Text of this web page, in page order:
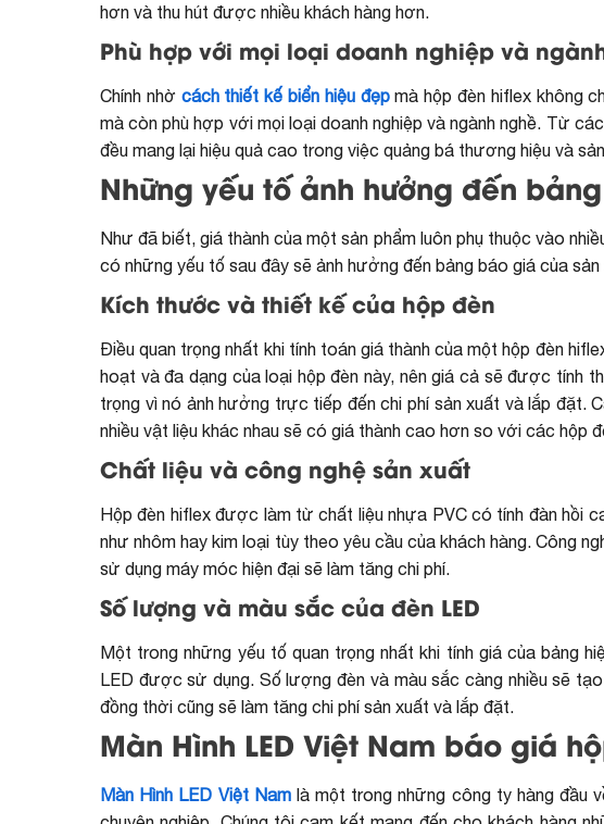
hơn và thu hút được nhiều khách hàng hơn.
Phù hợp với mọi loại doanh nghiệp và
Chính nhờ cách thiết kế biển hiệu đẹp mà hộp đèn hiflex không
mà còn phù hợp với mọi loại doanh nghiệp và ngành nghề. Từ
đều mang lại hiệu quả cao trong việc quảng bá thương hiệu và
Những yếu tố ảnh hưởng đến
Như đã biết, giá thành của một sản phẩm luôn phụ thuộc vào
có những yếu tố sau đây sẽ ảnh hưởng đến bảng báo giá của sản
Kích thước và thiết kế của hộp đèn
Điều quan trọng nhất khi tính toán giá thành của một hộp đèn
hoạt và đa dạng của loại hộp đèn này, nên giá cả sẽ được tính
trọng vì nó ảnh hưởng trực tiếp đến chi phí sản xuất và lắp đặt.
nhiều vật liệu khác nhau sẽ có giá thành cao hơn so với các hộp
Chất liệu và công nghệ sản xuất
Hộp đèn hiflex được làm từ chất liệu nhựa PVC có tính đàn hồi
như nhôm hay kim loại tùy theo yêu cầu của khách hàng. Công
sử dụng máy móc hiện đại sẽ làm tăng chi phí.
Số lượng và màu sắc của đèn LED
Một trong những yếu tố quan trọng nhất khi tính giá của bảng
LED được sử dụng. Số lượng đèn và màu sắc càng nhiều sẽ
đồng thời cũng sẽ làm tăng chi phí sản xuất và lắp đặt.
Màn Hình LED Việt Nam báo giá
Màn Hình LED Việt Namlà một trong những công ty hàng đầu